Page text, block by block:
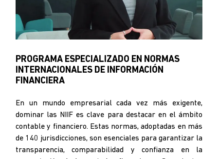
PROGRAMA ESPECIALIZADO EN NORMAS
INTERNACIONALES DE INFORMACIÓN
FINANCIERA
En un mundo empresarial cada vez más exigente,
dominar las NIIF es clave para destacar en el ámbito
contable y financiero. Estas normas, adoptadas en más
de 140 jurisdicciones, son esenciales para garantizar la
transparencia, comparabilidad y confianza en la